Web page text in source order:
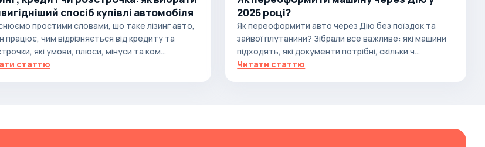
спосіб купівлі автомобіля
простими словами, що таке лізинг авто,
працює, чим відрізняється від кредиту та
які умови, плюси, мінуси та ком...
статтю
2026 році?
Як переоформити авто через Дію без поїздок та
зайвої плутанини? Зібрали все важливе: які машини
підходять, які документи потрібні, скільки ч...
Читати статтю